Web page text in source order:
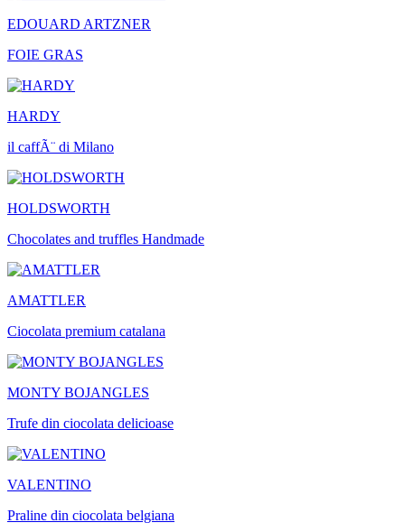
EDOUARD ARTZNER
FOIE GRAS
HARDY
il caffÃ¨ di Milano
HOLDSWORTH
Chocolates and truffles Handmade
AMATTLER
Ciocolata premium catalana
MONTY BOJANGLES
Trufe din ciocolata delicioase
VALENTINO
Praline din ciocolata belgiana